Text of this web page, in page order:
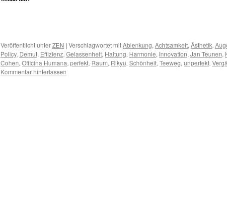
Veröffentlicht unterZEN | Verschlagwortet mitAblenkung, Achtsamkeit, Ästhetik,
Policy, Demut, Effizienz, Gelassenheit, Haltung, Harmonie, Innovation, Jan Teunen,
Cohen, Officina Humana, perfekt, Raum, Rikyu, Schönheit, Teeweg, unperfekt,
Kommentar hinterlassen